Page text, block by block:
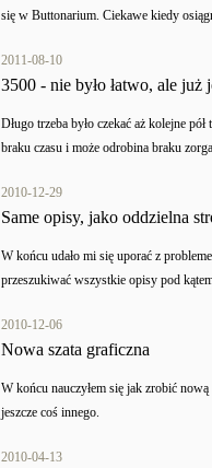
się w Buttonarium. Ciekawe kiedy
2011-08-10
3500 - nie było łatwo, ale już
Długo trzeba było czekać aż kolejne
braku czasu i może odrobina braku
2010-12-29
Same opisy, jako oddzielna
W końcu udało mi się uporać z
przeszukiwać wszystkie opisy pod
2010-12-06
Nowa szata graficzna
W końcu nauczyłem się jak zrobić
jeszcze coś innego.
2010-04-13